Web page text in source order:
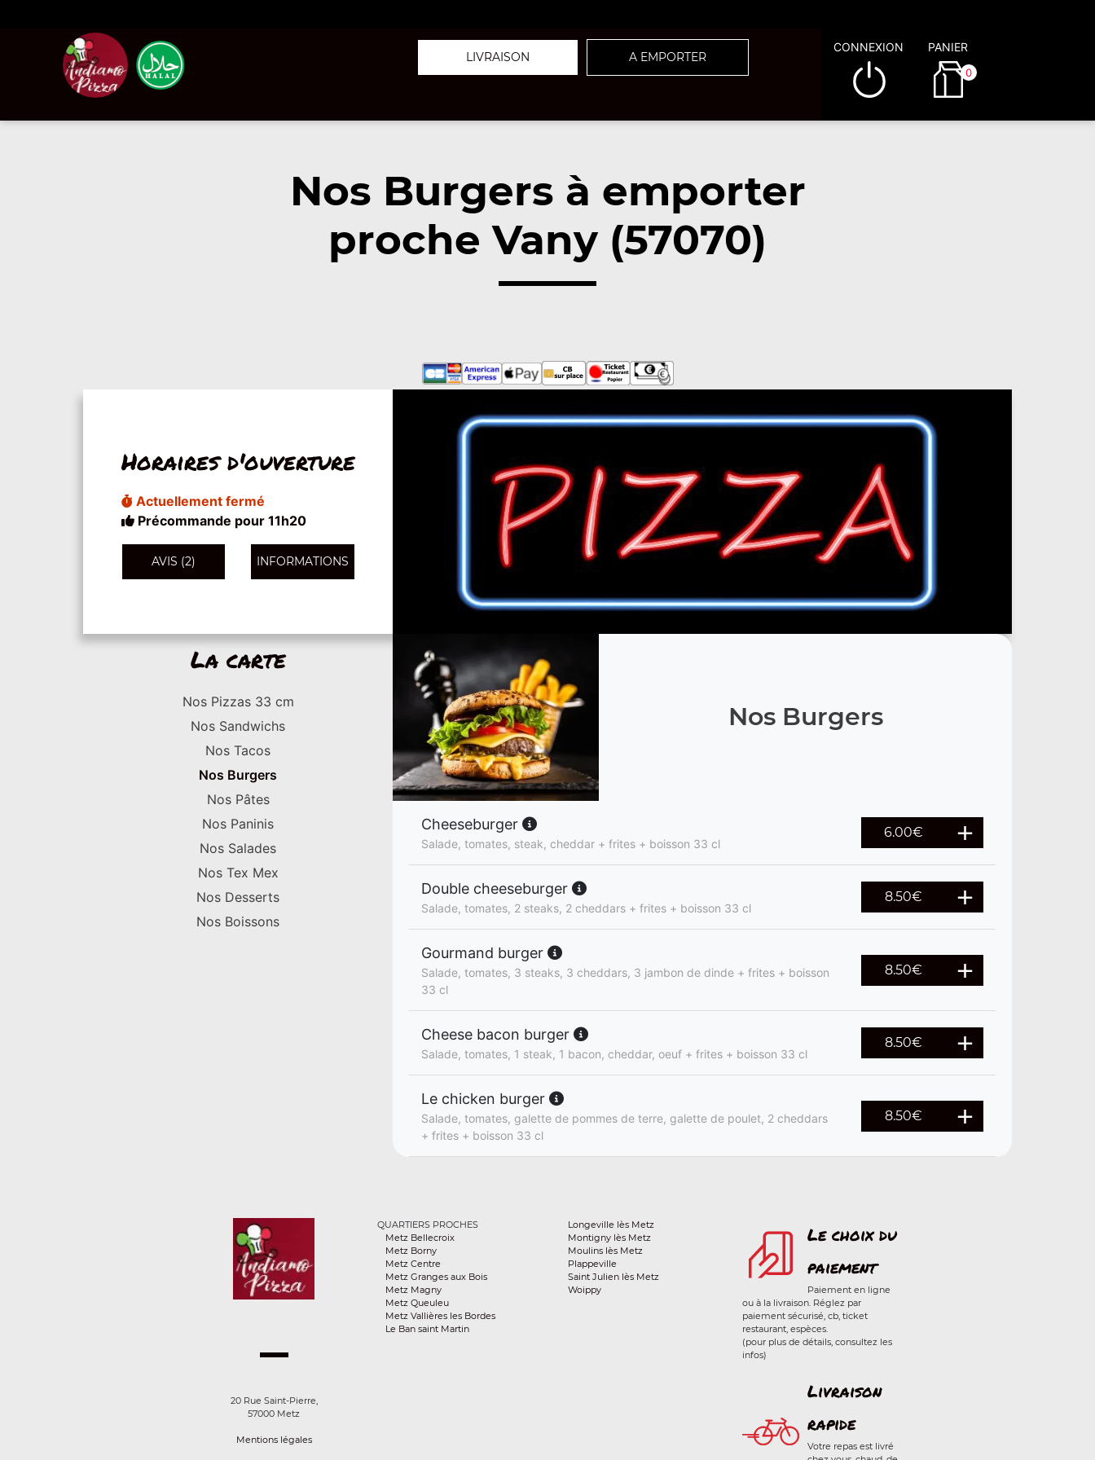
LIVRAISON A EMPORTER
CONNEXION PANIER
0
Nos Burgers à emporter
proche Vany (57070)
Horaires d'ouverture
Actuellement fermé
Précommande pour 11h20
AVIS (2) INFORMATIONS
La carte
Nos Pizzas 33 cm
Nos Sandwichs
Nos Tacos
Nos Burgers
Nos Pâtes
Nos Paninis
Nos Salades
Nos Tex Mex
Nos Desserts
Nos Boissons
Nos Burgers
Cheeseburger
Salade, tomates, steak, cheddar + frites + boisson 33 cl
6.00€
Double cheeseburger
Salade, tomates, 2 steaks, 2 cheddars + frites + boisson 33 cl
8.50€
Gourmand burger
Salade, tomates, 3 steaks, 3 cheddars, 3 jambon de dinde + frites + boisson
33 cl
8.50€
Cheese bacon burger
Salade, tomates, 1 steak, 1 bacon, cheddar, oeuf + frites + boisson 33 cl
8.50€
Le chicken burger
Salade, tomates, galette de pommes de terre, galette de poulet, 2 cheddars
+ frites + boisson 33 cl
8.50€
20 Rue Saint-Pierre,
57000 Metz
Mentions légales
QUARTIERS PROCHES
Metz Bellecroix
Metz Borny
Metz Centre
Metz Granges aux Bois
Metz Magny
Metz Queuleu
Metz Vallières les Bordes
Le Ban saint Martin
Longeville lès Metz
Montigny lès Metz
Moulins lès Metz
Plappeville
Saint Julien lès Metz
Woippy
Le choix du
paiement
Paiement en ligne
ou à la livraison. Réglez par
paiement sécurisé, cb, ticket
restaurant, espèces.
(pour plus de détails, consultez les
infos)
Livraison
rapide
Votre repas est livré